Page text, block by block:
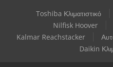
Toshiba Κλιματιστικό
Nilfisk Hoover
Kalmar Reachstacker
Daikin